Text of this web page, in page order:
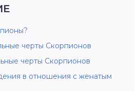
черты Скорпионов
черты Скорпионов
в отношения с женатым